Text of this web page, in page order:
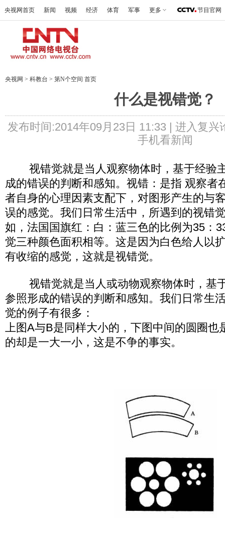
央视网首页 新闻 视频 经济 体育 军事 更多 节目官网
央视网 > 科教台 > 第N个空间 首页
什么是视错觉？
发布时间:2014年09月23日 11:33 | 进入复兴
手机看新闻
视错觉就是当人观察物体时，基于经验
成的错误的判断和感知。视错：是指 观察者
者自身的心理因素支配下，对图形产生的与
误的感觉。我们日常生活中，所遇到的视错
如，法国国旗红：白：蓝三色的比例为35：
觉三种颜色面积相等。这是因为白色给人以
有收缩的感觉，这就是视错觉。
视错觉就是当人或动物观察物体时，基
参照形成的错误的判断和感知。我们日常生
觉的例子有很多：
上图A与B是同样大小的，下图中间的圆圈也
的却是一大一小，这是不争的事实。